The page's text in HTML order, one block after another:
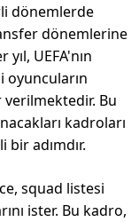
dönemlerde
dönemlerine
UEFA'nın
verilmektedir. Bu
kadroları
adımdır.
squad listesi
ister. Bu kadro,